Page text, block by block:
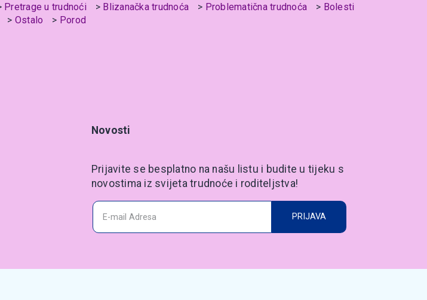
Pretrage u trudnoći Blizanačka trudnoća Problematična trudnoća
Bolesti
Ostalo Porod
Novosti
Prijavite se besplatno na našu listu i budite u tijeku s
novostima iz svijeta trudnoće i roditeljstva!
PRIJAVA